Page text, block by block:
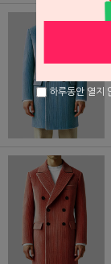
하루동안 열지